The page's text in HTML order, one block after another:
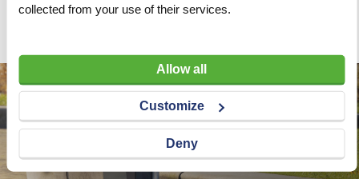
collected from your use of their services.
Allow all
Customize
Deny
€ 175,00